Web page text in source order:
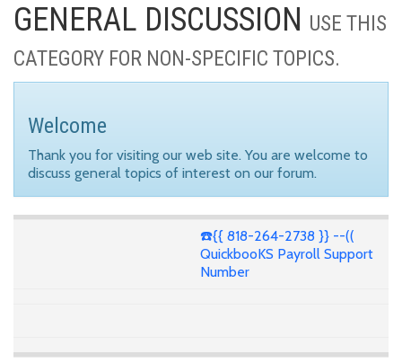
GENERAL DISCUSSION USE THIS
CATEGORY FOR NON-SPECIFIC TOPICS.
Welcome
Thank you for visiting our web site. You are welcome to
discuss general topics of interest on our forum.
☎️{{ 818-264-2738 }} --((
QuickbooKS Payroll Support
Number